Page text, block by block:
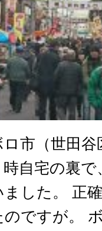
ロ市（世田
自宅の裏
した。 正
ですが。